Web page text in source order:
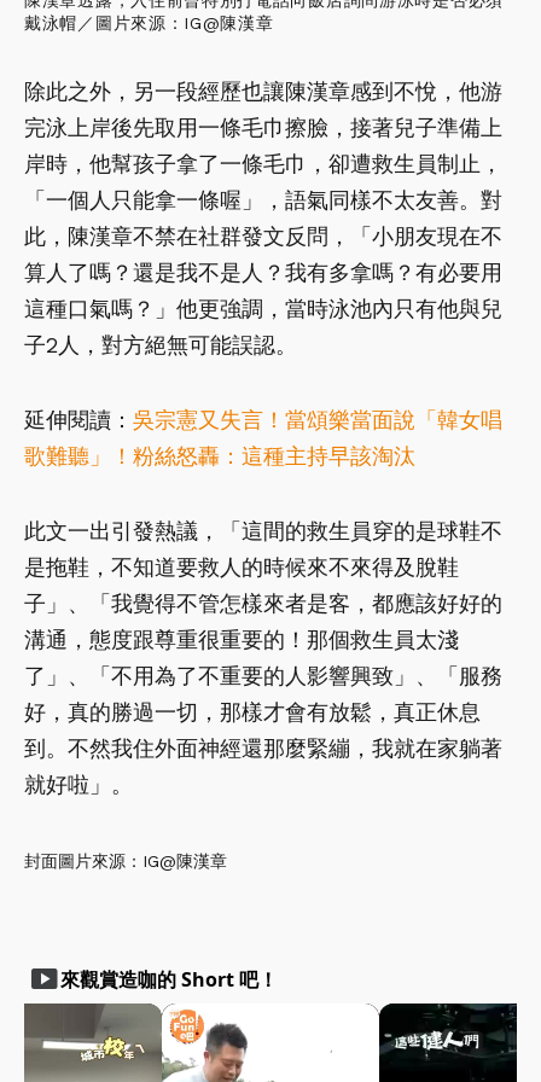
戴泳帽／ 圖片來源：IG@陳漢章
除此之外，另一段經歷也讓陳漢章感到不悅，他游
完泳上岸後先取用一條毛巾擦臉，接著兒子準備上
岸時，他幫孩子拿了一條毛巾，卻遭救生員制止，
「一個人只能拿一條喔」，語氣同樣不太友善。對
此，陳漢章不禁在社群發文反問，「小朋友現在不
算人了嗎？還是我不是人？我有多拿嗎？有必要用
這種口氣嗎？」他更強調，當時泳池內只有他與兒
子2人，對方絕無可能誤認。
延伸閱讀： 吳宗憲又失言！當頌樂當面說「韓女唱
歌難聽」！粉絲怒轟：這種主持早該淘汰
此文一出引發熱議，「這間的救生員穿的是球鞋不
是拖鞋，不知道要救人的時候來不來得及脫鞋
子」、「我覺得不管怎樣來者是客，都應該好好的
溝通，態度跟尊重很重要的！那個救生員太淺
了」、「不用為了不重要的人影響興致」、「服務
好，真的勝過一切，那樣才會有放鬆，真正休息
到。不然我住外面神經還那麼緊繃，我就在家躺著
就好啦」。
封面圖片來源：IG@陳漢章
smart_display來觀賞造咖的 Short 吧！